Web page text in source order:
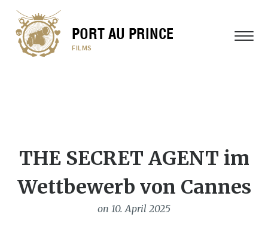
PORT AU PRINCE
FILMS
MENU
THE SECRET AGENT im
Wettbewerb von Cannes
on 10. April 2025